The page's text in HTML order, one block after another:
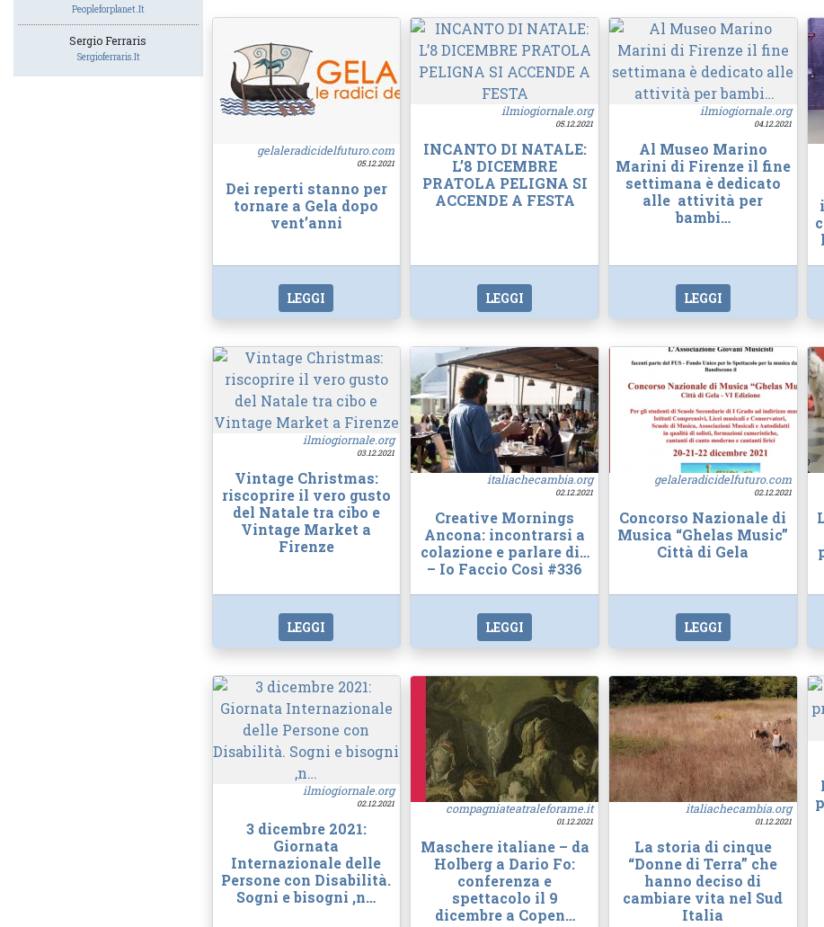
Peopleforplanet.it
Sergio Ferraris
Sergioferraris.it
gelaleradicidelfuturo.com
05.12.2021
Dei reperti stanno per
tornare a Gela dopo
vent’anni
LEGGI
ilmiogiornale.org
05.12.2021
INCANTO DI NATALE:
L’8 DICEMBRE
PRATOLA PELIGNA SI
ACCENDE A FESTA
LEGGI
ilmiogiornale.org
04.12.2021
Al Museo Marino
Marini di Firenze il fine
settimana è dedicato
alle attività per
bambi…
LEGGI
ilmiogiornale.org
03.12.2021
Vintage Christmas:
riscoprire il vero gusto
del Natale tra cibo e
Vintage Market a
Firenze
LEGGI
italiachecambia.org
02.12.2021
Creative Mornings
Ancona: incontrarsi a
colazione e parlare di…
– Io Faccio Così #336
LEGGI
gelaleradicidelfuturo.com
02.12.2021
Concorso Nazionale di
Musica “Ghelas Music”
Città di Gela
LEGGI
ilmiogiornale.org
02.12.2021
3 dicembre 2021:
Giornata
Internazionale delle
Persone con Disabilità.
Sogni e bisogni ,n…
compagniateatraleforame.it
01.12.2021
Maschere italiane – da
Holberg a Dario Fo:
conferenza e
spettacolo il 9
dicembre a Copen…
italiachecambia.org
01.12.2021
La storia di cinque
“Donne di Terra” che
hanno deciso di
cambiare vita nel Sud
Italia